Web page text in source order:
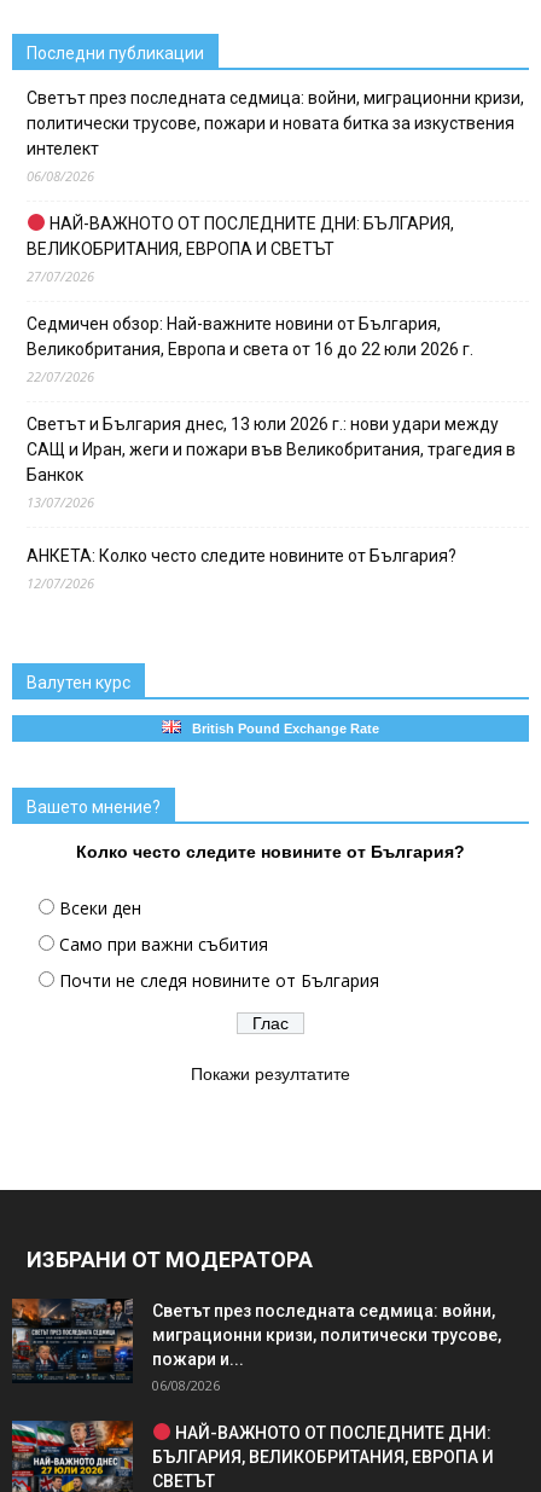
Последни публикации
Светът през последната седмица: войни, миграционни кризи,
политически трусове, пожари и новата битка за изкуствения
интелект
06/08/2026
НАЙ-ВАЖНОТО ОТ ПОСЛЕДНИТЕ ДНИ: БЪЛГАРИЯ,
ВЕЛИКОБРИТАНИЯ, ЕВРОПА И СВЕТЪТ
27/07/2026
Седмичен обзор: Най-важните новини от България,
Великобритания, Европа и света от 16 до 22 юли 2026 г.
22/07/2026
Светът и България днес, 13 юли 2026 г.: нови удари между
САЩ и Иран, жеги и пожари във Великобритания, трагедия в
Банкок
13/07/2026
АНКЕТА: Колко често следите новините от България?
12/07/2026
Валутен курс
British Pound Exchange Rate
Вашето мнение?
Колко често следите новините от България?
Всеки ден
Само при важни събития
Почти не следя новините от България
Покажи резултатите
ИЗБРАНИ ОТ МОДЕРАТОРА
Светът през последната седмица: войни,
миграционни кризи, политически трусове,
пожари и...
06/08/2026
НАЙ-ВАЖНОТО ОТ ПОСЛЕДНИТЕ ДНИ:
БЪЛГАРИЯ, ВЕЛИКОБРИТАНИЯ, ЕВРОПА И
СВЕТЪТ